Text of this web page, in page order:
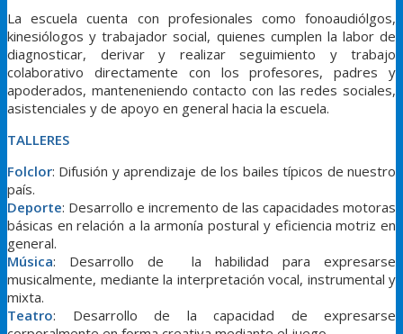
La escuela cuenta con profesionales como fonoaudiólgos,
kinesiólogos y trabajador social, quienes cumplen la labor de
diagnosticar, derivar y realizar seguimiento y trabajo
colaborativo directamente con los profesores, padres y
apoderados, manteneniendo contacto con las redes sociales,
asistenciales y de apoyo en general hacia la escuela.
TALLERES
Folclor: Difusión y aprendizaje de los bailes típicos de nuestro
país.
Deporte: Desarrollo e incremento de las capacidades motoras
básicas en relación a la armonía postural y eficiencia motriz en
general.
Música: Desarrollo de la habilidad para expresarse
musicalmente, mediante la interpretación vocal, instrumental y
mixta.
Teatro: Desarrollo de la capacidad de expresarse